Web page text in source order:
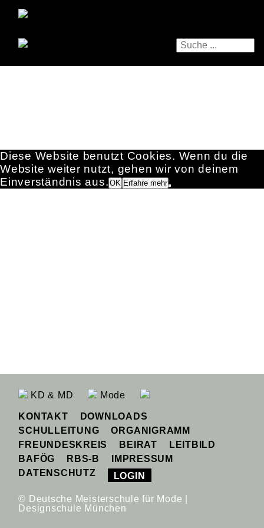
KD & MD Mode
KONTAKT
DOWNLOADS
SCHULLEITUNG
ORGANIGRAMM
FREUNDESKREIS
BEIRAT
LEITBILD
BAFÖG
RBS-B
IMPRESSUM
DATENSCHUTZ
LOGIN
© Deutsche Meisterschule für Mode |
Designschule München
Diese Website benutzt Cookies. Wenn du die
Website weiter nutzt, gehen wir von deinem
Einverständnis aus.OK Erfahre mehr